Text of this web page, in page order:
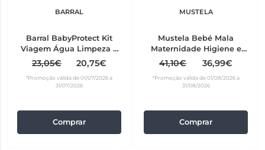
BARRAL
Barral BabyProtect Kit
Viagem Água Limpeza +
Creme Banho + Creme
Hidratante + Creme Muda
Fralda + Bolsa
23,05€ 20,75€
*Promoção válida de 01/07/2026 a
31/07/2026
Comprar
MUSTELA
Mustela Bebé Mala
Maternidade Higiene e
Cuidado Azul Edição
Limitada
41,10€ 36,99€
*Promoção válida de 01/08/2026 a
31/08/2026
Comprar